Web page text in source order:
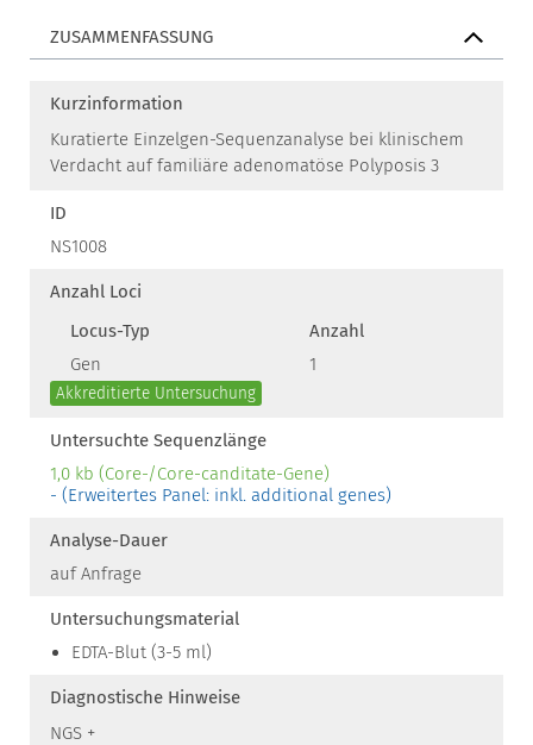
ZUSAMMENFASSUNG
Kurzinformation
Kuratierte Einzelgen-Sequenzanalyse bei klinischem
Verdacht auf familiäre adenomatöse Polyposis 3
ID
NS1008
Anzahl Loci
Locus-Typ
Anzahl
Gen
1
Akkreditierte Untersuchung
Untersuchte Sequenzlänge
1,0 kb (Core-/Core-canditate-Gene)
- (Erweitertes Panel: inkl. additional genes)
Analyse-Dauer
auf Anfrage
Untersuchungsmaterial
EDTA-Blut (3-5 ml)
Diagnostische Hinweise
NGS +